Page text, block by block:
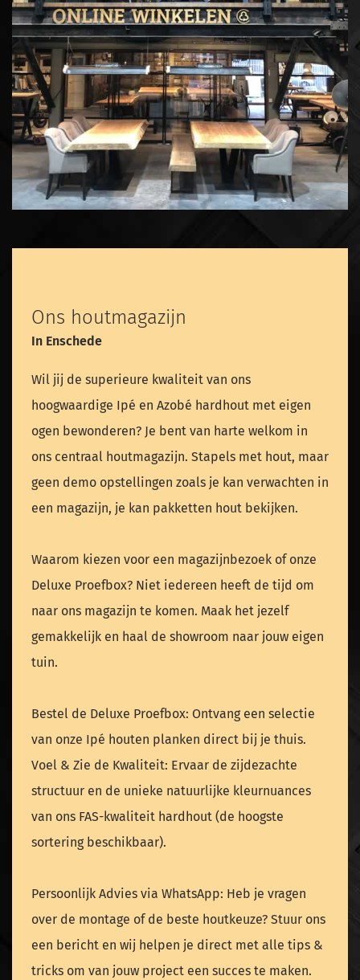
Ons houtmagazijn
In Enschede
Wil jij de superieure kwaliteit van ons
hoogwaardige Ipé en Azobé hardhout met eigen
ogen bewonderen? Je bent van harte welkom in
ons centraal houtmagazijn. Stapels met hout, maar
geen demo opstellingen zoals je kan verwachten in
een magazijn, je kan pakketten hout bekijken.
Waarom kiezen voor een magazijnbezoek of onze
Deluxe Proefbox? Niet iedereen heeft de tijd om
naar ons magazijn te komen. Maak het jezelf
gemakkelijk en haal de showroom naar jouw eigen
tuin.
Bestel de Deluxe Proefbox: Ontvang een selectie
van onze Ipé houten planken direct bij je thuis.
Voel & Zie de Kwaliteit: Ervaar de zijdezachte
structuur en de unieke natuurlijke kleurnuances
van ons FAS-kwaliteit hardhout (de hoogste
sortering beschikbaar).
Persoonlijk Advies via WhatsApp: Heb je vragen
over de montage of de beste houtkeuze? Stuur ons
een bericht en wij helpen je direct met alle tips &
tricks om van jouw project een succes te maken.